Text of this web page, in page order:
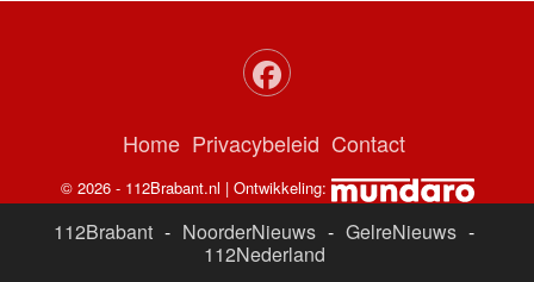
Home Privacybeleid Contact
© 2026 - 112Brabant.nl | Ontwikkeling:
112Brabant - NoorderNieuws - GelreNieuws -
112Nederland